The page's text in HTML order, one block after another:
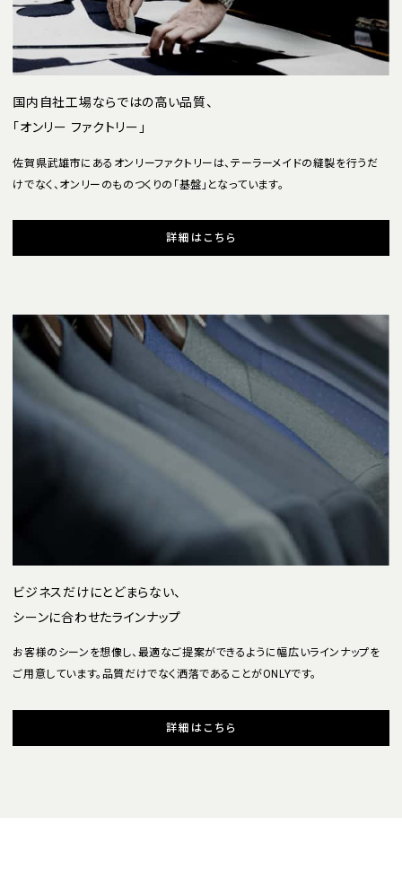
国内自社工場ならではの高い品質、
「オンリー ファクトリー」
佐賀県武雄市にあるオンリーファクトリーは、テーラーメイドの縫製を行うだ
けでなく、オンリーのものつくりの「基盤」となっています。
詳細はこちら
ビジネスだけにとどまらない、
シーンに合わせたラインナップ
お客様のシーンを想像し、最適なご提案ができるように幅広いラインナップを
ご用意しています。品質だけでなく洒落であることがONLYです。
詳細はこちら